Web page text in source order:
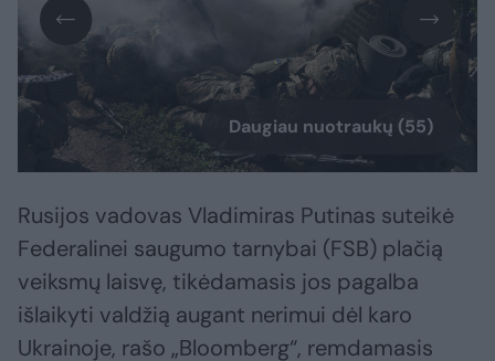
Daugiau nuotraukų (55)
Rusijos vadovas Vladimiras Putinas suteikė
Federalinei saugumo tarnybai (FSB) plačią
veiksmų laisvę, tikėdamasis jos pagalba
išlaikyti valdžią augant nerimui dėl karo
Ukrainoje, rašo „Bloomberg“, remdamasis